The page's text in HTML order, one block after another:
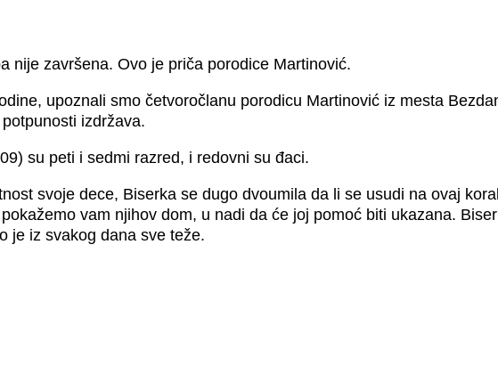
nije završena. Ovo je priča porodice Martinović.
upoznali smo četvoročlanu porodicu Martinović iz mesta
izdržava.
su peti i sedmi razred, i redovni su đaci.
svoje dece, Biserka se dugo dvoumila da li se usudi na ovaj
vam njihov dom, u nadi da će joj pomoć biti ukazana.
je iz svakog dana sve teže.